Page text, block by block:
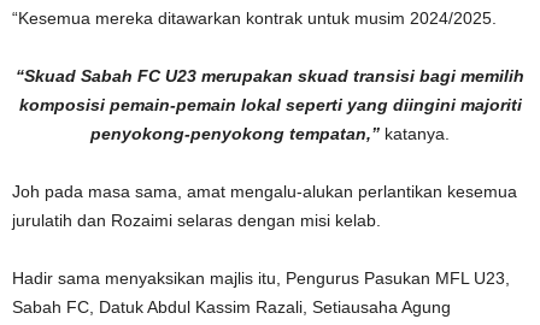
“Kesemua mereka ditawarkan kontrak untuk musim 2024/2025.
“Skuad Sabah FC U23 merupakan skuad transisi bagi memilih
komposisi pemain-pemain lokal seperti yang diingini majoriti
penyokong-penyokong tempatan,” katanya.
Joh pada masa sama, amat mengalu-alukan perlantikan kesemua
jurulatih dan Rozaimi selaras dengan misi kelab.
Hadir sama menyaksikan majlis itu, Pengurus Pasukan MFL U23,
Sabah FC, Datuk Abdul Kassim Razali, Setiausaha Agung